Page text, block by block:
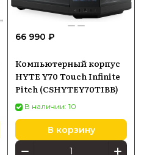
66 990 ₽
Компьютерный корпус
HYTE Y70 Touch Infinite
Pitch (CSHYTEY70TIBB)
В наличии: 10
В корзину